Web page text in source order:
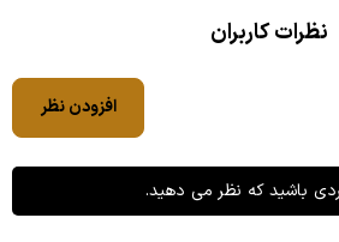
نظرات کاربران
افزودن نظر
باشید که نظر می دهید.